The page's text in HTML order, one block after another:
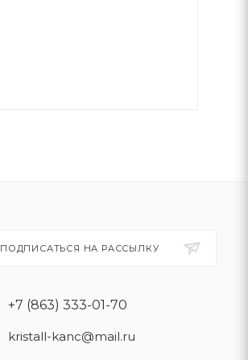
ПОДПИСАТЬСЯ НА РАССЫЛКУ
+7 (863) 333-01-70
kristall-kanc@mail.ru